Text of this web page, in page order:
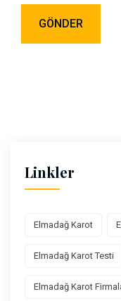
Linkler
Elmadağ Karot
Elmadağ Karot Testi
Elmadağ Karot